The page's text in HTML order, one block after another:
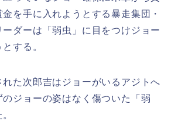
を手に入れようとする暴走集団・
ーダーは「弱虫」に目をつけジョー
する。
た次郎吉はジョーがいるアジトへ
ジョーの姿はなく傷ついた「弱